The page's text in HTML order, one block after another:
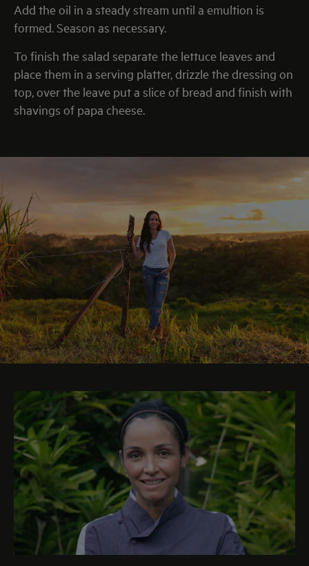
Add the oil in a steady stream until a emultion is
formed. Season as necessary.
To finish the salad separate the lettuce leaves and
place them in a serving platter, drizzle the dressing on
top, over the leave put a slice of bread and finish with
shavings of papa cheese.